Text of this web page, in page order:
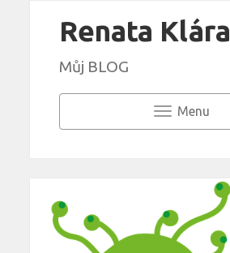
Renata Klára
Můj BLOG
Menu